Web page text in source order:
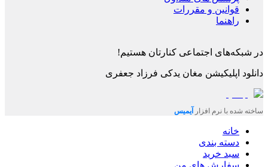
قوانین و مقررات
راهنما
در شبکه‌های اجتماعی کنارتان هستیم!
دانلود اپلیکیشن مغان یدکی فرزاد جعفری
ساخته شده با نرم افزار آیمیس
خانه
دسته بندی
سبد خرید
سفارش های من